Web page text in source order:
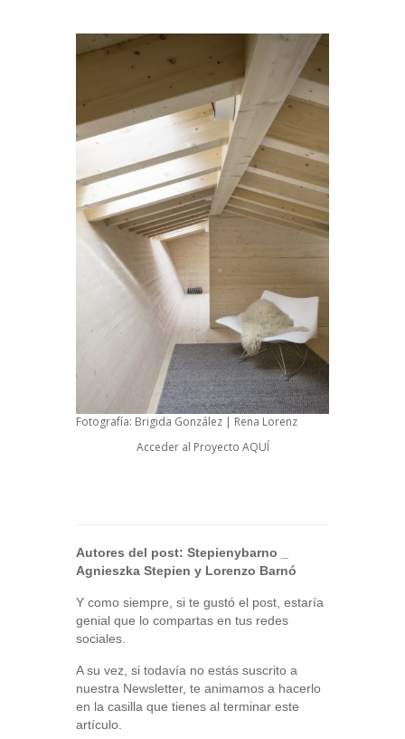
Fotografía: Brigida González | Rena Lorenz
Acceder al Proyecto AQUÍ
Autores del post: Stepienybarno
Agnieszka Stepien y Lorenzo Barnó
Y como siempre, si te gustó el post, estaría
genial que lo compartas en tus redes
sociales.
A su vez, si todavía no estás suscrito a
nuestra Newsletter, te animamos a hacerlo
en la casilla que tienes al terminar este
artículo.